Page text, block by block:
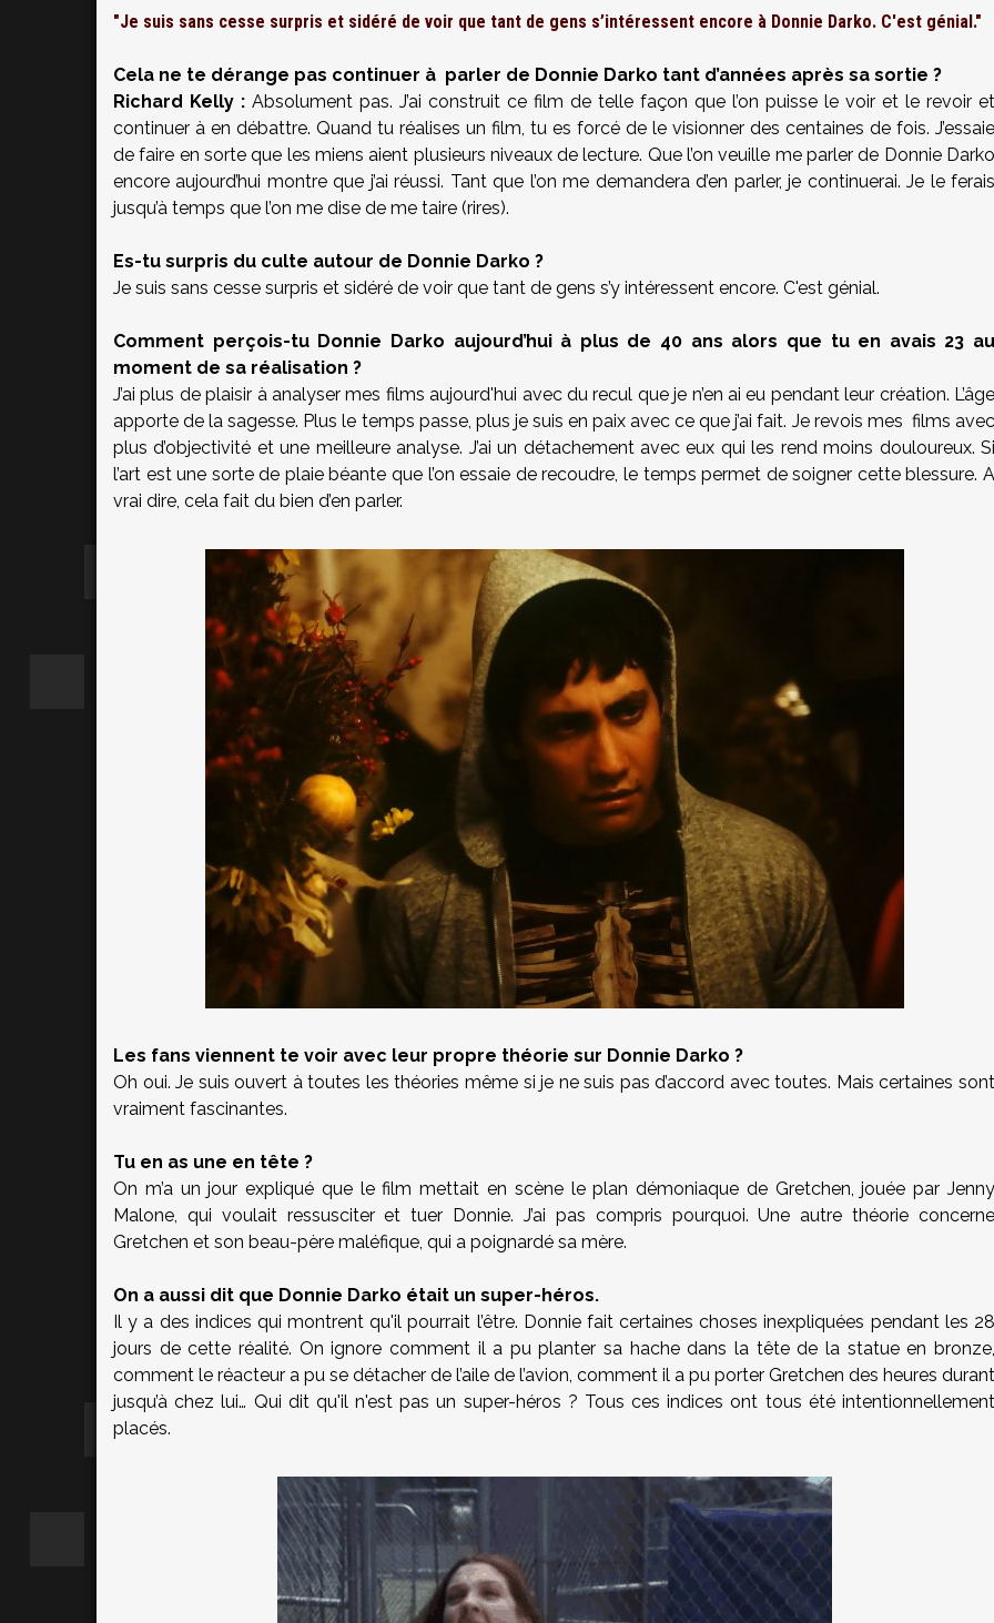
"Je suis sans cesse surpris et sidéré de voir que tant de gens s’intéressent encore à Donnie Darko. C'est génial."
Cela ne te dérange pas continuer à parler de Donnie Darko tant d’années après sa sortie ?
Richard Kelly : Absolument pas. J’ai construit ce film de telle façon que l’on puisse le voir et le revoir et
continuer à en débattre. Quand tu réalises un film, tu es forcé de le visionner des centaines de fois. J’essaie
de faire en sorte que les miens aient plusieurs niveaux de lecture. Que l’on veuille me parler de Donnie Darko
encore aujourd’hui montre que j’ai réussi. Tant que l’on me demandera d’en parler, je continuerai. Je le ferais
jusqu’à temps que l’on me dise de me taire (rires).
Es-tu surpris du culte autour de Donnie Darko ?
Je suis sans cesse surpris et sidéré de voir que tant de gens s’y intéressent encore. C'est génial.
Comment perçois-tu Donnie Darko aujourd’hui à plus de 40 ans alors que tu en avais 23 au
moment de sa réalisation ?
J’ai plus de plaisir à analyser mes films aujourd'hui avec du recul que je n’en ai eu pendant leur création. L’âge
apporte de la sagesse. Plus le temps passe, plus je suis en paix avec ce que j’ai fait. Je revois mes films avec
plus d’objectivité et une meilleure analyse. J’ai un détachement avec eux qui les rend moins douloureux. Si
l’art est une sorte de plaie béante que l’on essaie de recoudre, le temps permet de soigner cette blessure. A
vrai dire, cela fait du bien d’en parler.
Les fans viennent te voir avec leur propre théorie sur Donnie Darko ?
Oh oui. Je suis ouvert à toutes les théories même si je ne suis pas d’accord avec toutes. Mais certaines sont
vraiment fascinantes.
Tu en as une en tête ?
On m’a un jour expliqué que le film mettait en scène le plan démoniaque de Gretchen, jouée par Jenny
Malone, qui voulait ressusciter et tuer Donnie. J’ai pas compris pourquoi. Une autre théorie concerne
Gretchen et son beau-père maléfique, qui a poignardé sa mère.
On a aussi dit que Donnie Darko était un super-héros.
Il y a des indices qui montrent qu'il pourrait l’être. Donnie fait certaines choses inexpliquées pendant les 28
jours de cette réalité. On ignore comment il a pu planter sa hache dans la tête de la statue en bronze,
comment le réacteur a pu se détacher de l’aile de l’avion, comment il a pu porter Gretchen des heures durant
jusqu’à chez lui… Qui dit qu'il n'est pas un super-héros ? Tous ces indices ont tous été intentionnellement
placés.